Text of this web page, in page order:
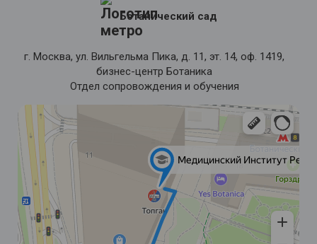
Ботанический сад
г. Москва, ул. Вильгельма Пика, д. 11, эт. 14, оф. 1419,
бизнес-центр Ботаника
Отдел сопровождения и обучения